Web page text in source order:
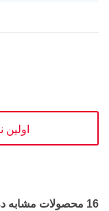
16 محصولات مشابه در شاخه های مختلف: